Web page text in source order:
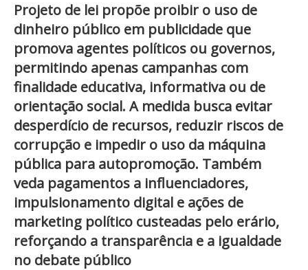
Projeto de lei propõe proibir o uso de
dinheiro público em publicidade que
promova agentes políticos ou governos,
permitindo apenas campanhas com
finalidade educativa, informativa ou de
orientação social. A medida busca evitar
desperdício de recursos, reduzir riscos de
corrupção e impedir o uso da máquina
pública para autopromoção. Também
veda pagamentos a influenciadores,
impulsionamento digital e ações de
marketing político custeadas pelo erário,
reforçando a transparência e a igualdade
no debate público